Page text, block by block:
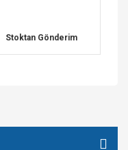
Stoktan Gönderim